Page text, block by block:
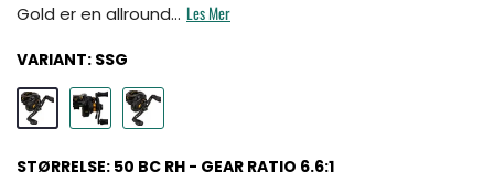
Gold er en allround... Les Mer
VARIANT: SSG
STØRRELSE: 50 BC RH - GEAR RATIO 6.6:1